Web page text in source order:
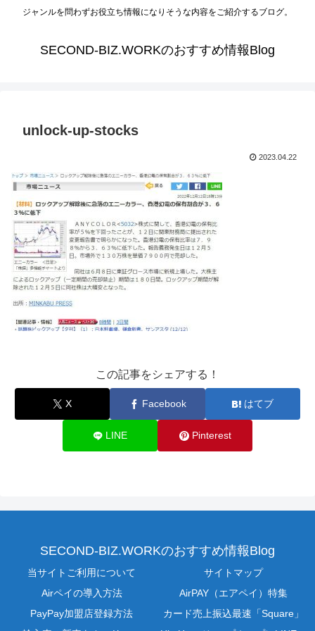
ジャンルを問わずお役立ち情報になりそうな内容をご紹介するブログ。
SECOND-BIZ.WORKのおすすめ情報Blog
unlock-up-stocks
2023.04.22
この記事をシェアする！
X Facebook はてブ
LINE Pinterest
SECOND-BIZ.WORKのおすすめ情報Blog
当サイトご利用について
サイトマップ
Airペイの導入方法
AirPAY（エアペイ）特集
PayPay加盟店登録方法
カード売上振込最速「Square」